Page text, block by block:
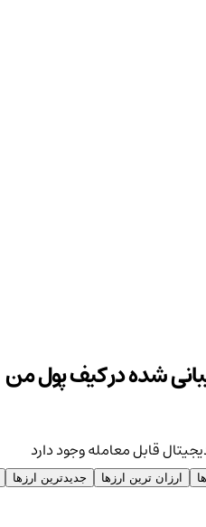
شده در کیف پول من
ارزان ترین ارزها جدیدترین ارزها